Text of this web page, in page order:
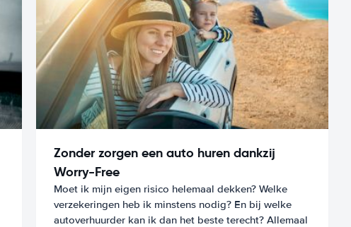
Zonder zorgen een auto huren dankzij
Worry-Free
Moet ik mijn eigen risico helemaal dekken? Welke
verzekeringen heb ik minstens nodig? En bij welke
autoverhuurder kan ik dan het beste terecht? Allemaal